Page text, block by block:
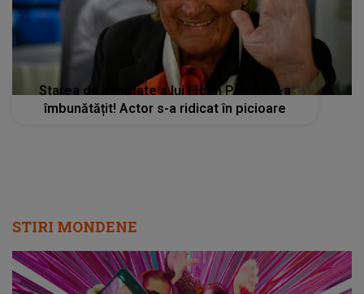
Starea de sănătate a lui Florin Piersic s-a
îmbunătățit! Actor s-a ridicat în picioare
STIRI MONDENE